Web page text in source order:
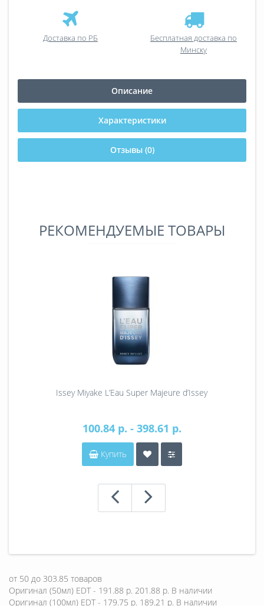
Доставка по РБ
Бесплатная доставка по
Минску
Описание
Характеристики
Отзывы (0)
РЕКОМЕНДУЕМЫЕ ТОВАРЫ
Issey Miyake L’Eau Super Majeure d’Issey
100.84 р. - 398.61 р.
Купить
от 50 до 303.85 товаров
Оригинал (50мл) EDT - 191.88 р. 201.88 р. В наличии
Оригинал (100мл) EDT - 179.75 р. 189.21 р. В наличии